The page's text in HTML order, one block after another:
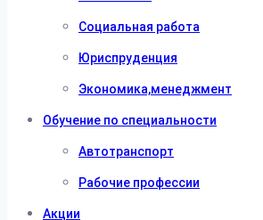
Социальная работа
Юриспруденция
Экономика,менеджмент
Обучение по специальности
Автотранспорт
Рабочие профессии
Акции